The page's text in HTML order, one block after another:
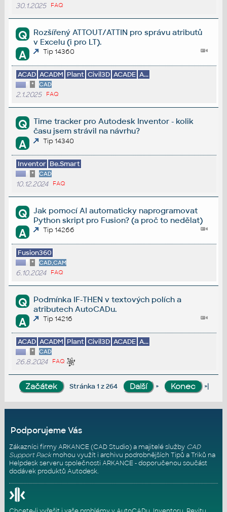
30.1.2025 FAQ
Q
Rozšířený ATTOUT/ATTIN pro správu atributů
v Excelu (i pro LT).
A Tip 14360
ACAD ACADM Plant Civil3D ACADE A...
* CAD
2.1.2025 FAQ
Q
Time tracker pro Autodesk Inventor - kolik
času jsem strávil na návrhu?
A Tip 14340
Inventor Be.Smart
* CAD
10.12.2024 FAQ
Q
Jak pomocí AI automaticky naprogramovat
Python skript pro Fusion? (a proč to nedělat)
A Tip 14266
Fusion360
* CAD,CAM
6.10.2024 FAQ
Q
Podmínka IF-THEN v textových polích a
atributech AutoCADu.
A Tip 14216
ACAD ACADM Plant Civil3D ACADE A...
* CAD
26.8.2024 FAQ
Stránka 1 z 264 » »|
Podporujeme Vás
Zákazníci firmy ARKANCE (CAD Studio) a majitelé služby CAD
Support Packmohou využít i archivu podrobnějších Tipů a Triků na
Helpdesk serveru společnosti ARKANCE - doporučenou součást
dodávek produktů Autodesk.